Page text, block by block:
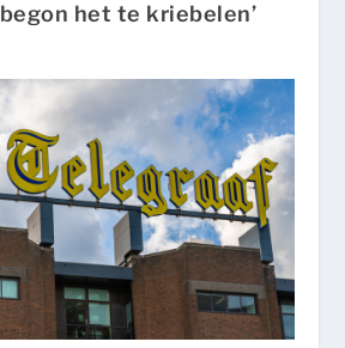
het te kriebelen’